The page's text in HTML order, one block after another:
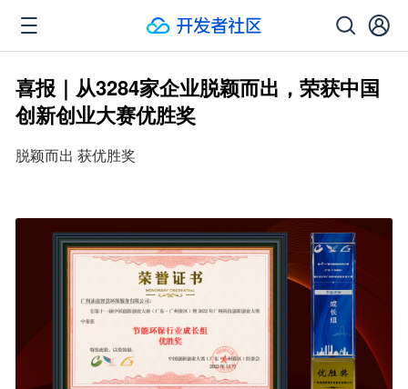
喜报｜从3284家企业脱颖而出，荣获中国
创新创业大赛优胜奖
脱颖而出 获优胜奖